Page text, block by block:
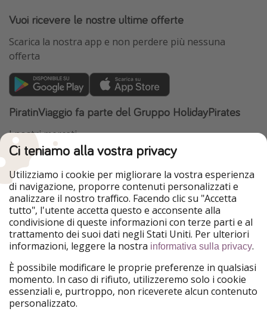
Vuoi ricevere le nostre ultime offerte
Scarica la nostra app e non perdere più nessuna
offerta
PiratinViaggio fa parte del Gruppo HolidayPirates
I nostri mercati
HolidayPirates
VakantiePiraten
WakacyjniPiraci
Ferienpiraten
Urlaubspiraten
Urlaubspiraten
ViajerosPiratas
TravelPirates
Il nostro gruppo
HolidayPirates Group
Conoscici meglio
Chi siamo
Lavora con noi
Informazioni legali
Termini d' Uso
Ci teniamo alla vostra privacy
Utilizziamo i cookie per migliorare la vostra esperienza
di navigazione, proporre contenuti personalizzati e
analizzare il nostro traffico. Facendo clic su "Accetta
tutto", l'utente accetta questo e acconsente alla
condivisione di queste informazioni con terze parti e al
trattamento dei suoi dati negli Stati Uniti. Per ulteriori
informazioni, leggere la nostra informativa sulla privacy.
È possibile modificare le proprie preferenze in qualsiasi
momento. In caso di rifiuto, utilizzeremo solo i cookie
essenziali e, purtroppo, non riceverete alcun contenuto
personalizzato.